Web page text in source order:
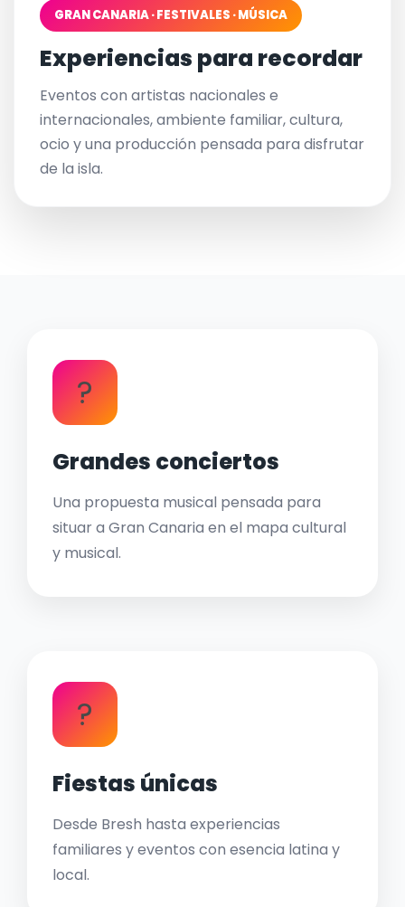
GRAN CANARIA · FESTIVALES · MÚSICA
Experiencias para recordar
Eventos con artistas nacionales e
internacionales, ambiente familiar, cultura,
ocio y una producción pensada para disfrutar
de la isla.
?
Grandes conciertos
Una propuesta musical pensada para
situar a Gran Canaria en el mapa cultural
y musical.
?
Fiestas únicas
Desde Bresh hasta experiencias
familiares y eventos con esencia latina y
local.